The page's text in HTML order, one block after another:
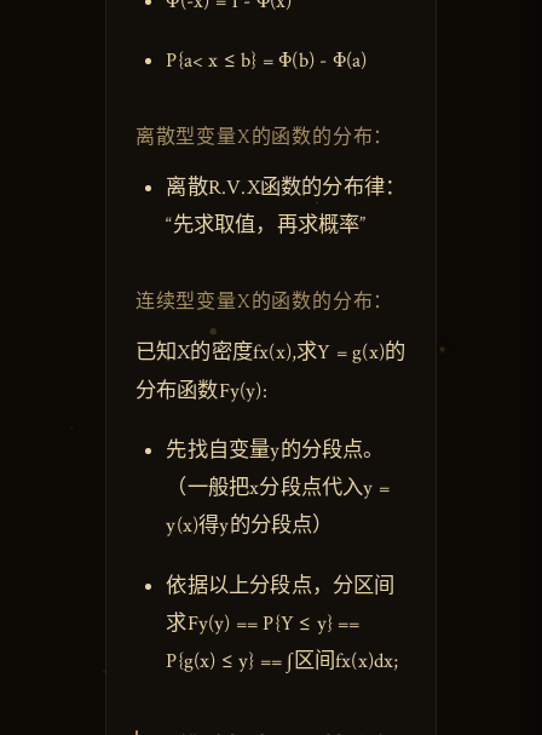
P{a< x ≤ b} = Φ(b) - Φ(a)
离散型变量X的函数的分布：
离散R.V.X函数的分布律：
“先求取值，再求概率”
连续型变量X的函数的分布：
已知X的密度fx(x),求Y = g(x)的
分布函数Fy(y):
先找自变量y的分段点。
（一般把x分段点代入y =
y(x)得y的分段点）
依据以上分段点，分区间
求Fy(y) == P{Y ≤ y} ==
P{g(x) ≤ y} == ∫区间fx(x)dx;